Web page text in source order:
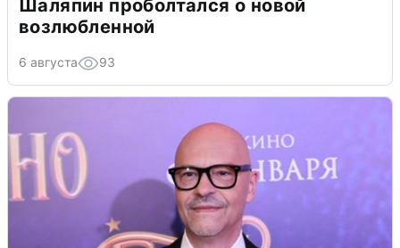
Шаляпин проболтался о новой
возлюбленной
6 августа 93